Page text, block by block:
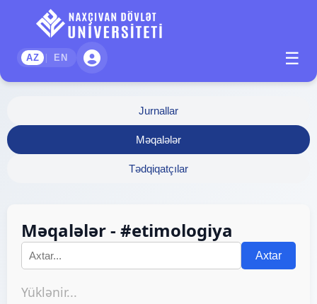
AZ | EN ☰
Jurnallar
Məqalələr
Tədqiqatçılar
Məqalələr - #etimologiya
Axtar
Yüklənir...